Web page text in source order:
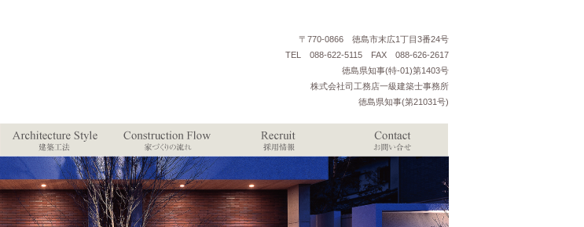
〒770-0866 徳島市末広1丁目3番24号
TEL 088-622-5115 FAX 088-626-2617
徳島県知事(特-01)第1403号
株式会社司工務店一級建築士事務所
徳島県知事(第21031号)